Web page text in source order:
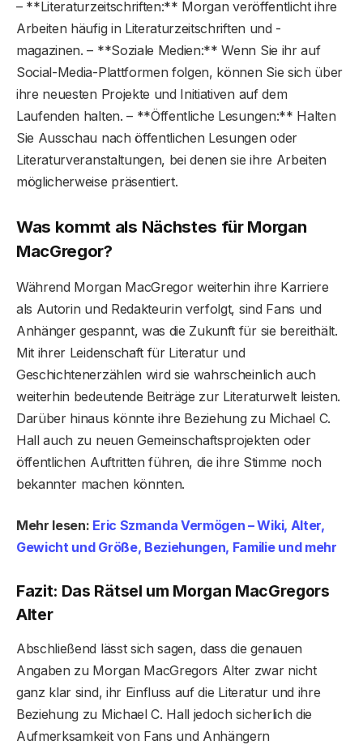
– **Literaturzeitschriften:** Morgan veröffentlicht ihre
Arbeiten häufig in Literaturzeitschriften und -
magazinen. – **Soziale Medien:** Wenn Sie ihr auf
Social-Media-Plattformen folgen, können Sie sich über
ihre neuesten Projekte und Initiativen auf dem
Laufenden halten. – **Öffentliche Lesungen:** Halten
Sie Ausschau nach öffentlichen Lesungen oder
Literaturveranstaltungen, bei denen sie ihre Arbeiten
möglicherweise präsentiert.
Was kommt als Nächstes für Morgan
MacGregor?
Während Morgan MacGregor weiterhin ihre Karriere
als Autorin und Redakteurin verfolgt, sind Fans und
Anhänger gespannt, was die Zukunft für sie bereithält.
Mit ihrer Leidenschaft für Literatur und
Geschichtenerzählen wird sie wahrscheinlich auch
weiterhin bedeutende Beiträge zur Literaturwelt leisten.
Darüber hinaus könnte ihre Beziehung zu Michael C.
Hall auch zu neuen Gemeinschaftsprojekten oder
öffentlichen Auftritten führen, die ihre Stimme noch
bekannter machen könnten.
Mehr lesen: Eric Szmanda Vermögen – Wiki, Alter,
Gewicht und Größe, Beziehungen, Familie und mehr
Fazit: Das Rätsel um Morgan MacGregors
Alter
Abschließend lässt sich sagen, dass die genauen
Angaben zu Morgan MacGregors Alter zwar nicht
ganz klar sind, ihr Einfluss auf die Literatur und ihre
Beziehung zu Michael C. Hall jedoch sicherlich die
Aufmerksamkeit von Fans und Anhängern